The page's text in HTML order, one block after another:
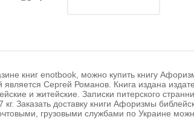
книг enotbook, можно купить книгу
является Сергей Романов. Книга издана
и житейские. Записки питерского
кг. Заказать доставку книги Афоризмы
грузовыми службами по Украине